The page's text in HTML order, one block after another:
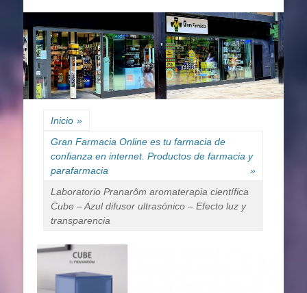
Inicio »
Gran Farmacia Online es tu farmacia de
confianza en internet. Productos de farmacia y
parafarmacia
»
Laboratorio Pranarôm aromaterapia científica
Cube – Azul difusor ultrasónico – Efecto luz y
transparencia